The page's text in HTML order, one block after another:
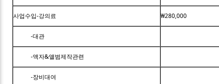
사업수입-강의료 ₩280,000
-대관
-액자&앨범제작관련
-장비대여